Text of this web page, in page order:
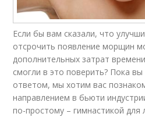
Если бы вам сказали, что
отсрочить появление морщин
дополнительных затрат
смогли в это поверить? Пока
ответом, мы хотим вас
направлением в бьюти
по-простому – гимнастикой для